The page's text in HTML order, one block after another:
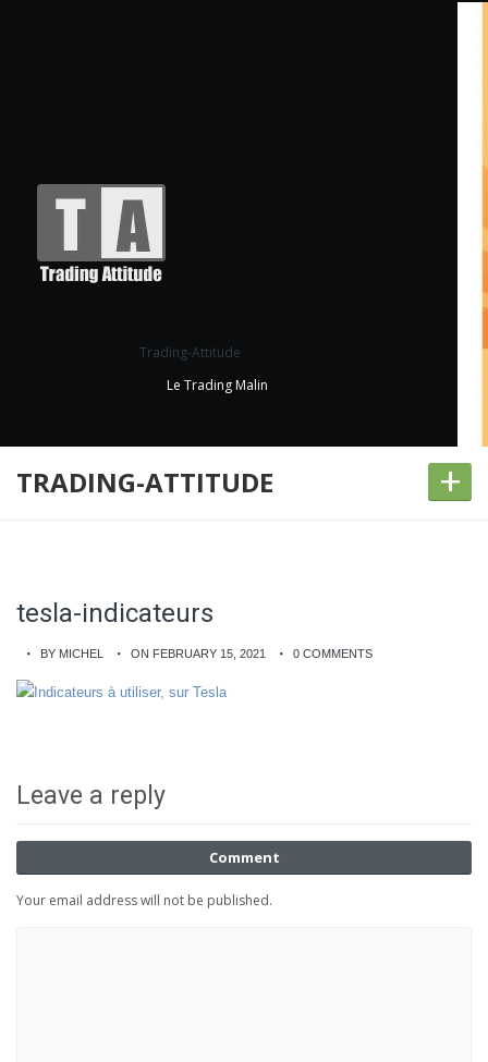
Trading-Attitude
Le Trading Malin
TRADING-ATTITUDE +
tesla-indicateurs
BY MICHEL ON FEBRUARY 15, 2021 0 COMMENTS
Leave a reply
Comment
Your email address will not be published.